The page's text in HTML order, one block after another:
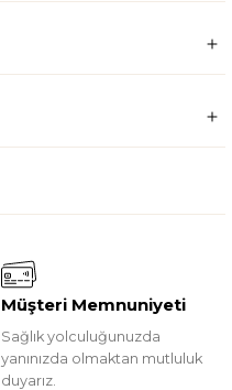
Müşteri Memnuniyeti
Sağlık yolculuğunuzda
yanınızda olmaktan mutluluk
duyarız.